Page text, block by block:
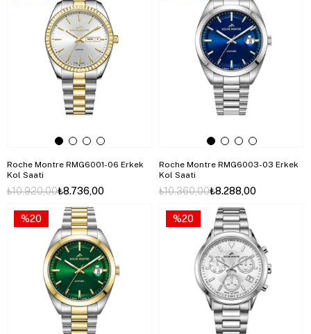
Roche Montre RMG6001-06 Erkek
Kol Saati
₺8.736,00
₺10.920,00
Roche Montre RMG6003-03 Erkek
Kol Saati
₺8.288,00
₺10.360,00
%20 %20